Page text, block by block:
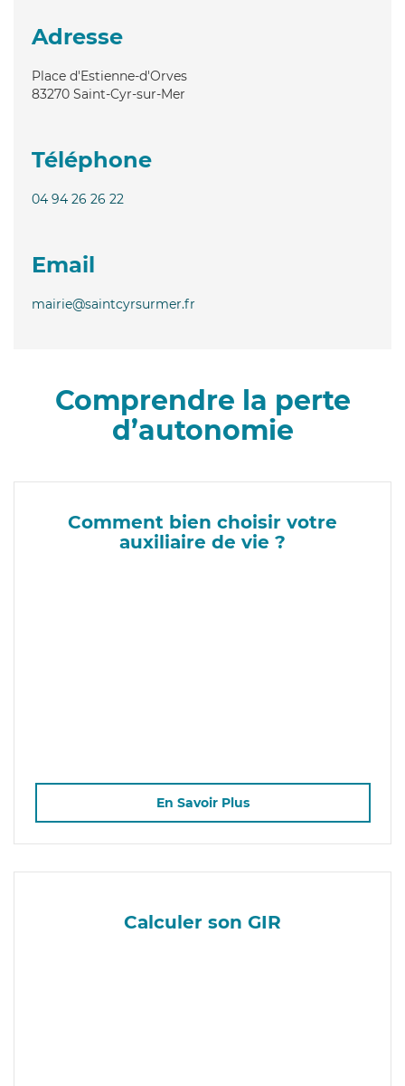
Adresse
Place d'Estienne-d'Orves
83270 Saint-Cyr-sur-Mer
Téléphone
04 94 26 26 22
Email
mairie@saintcyrsurmer.fr
Comprendre la perte
d’autonomie
Comment bien choisir votre
auxiliaire de vie ?
En Savoir Plus
Calculer son GIR